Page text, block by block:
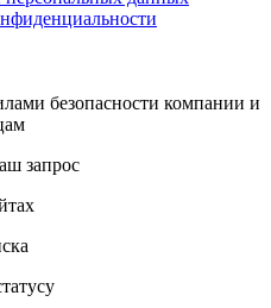
безопасности компании и
запрос